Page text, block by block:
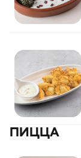
ПИЦЦА